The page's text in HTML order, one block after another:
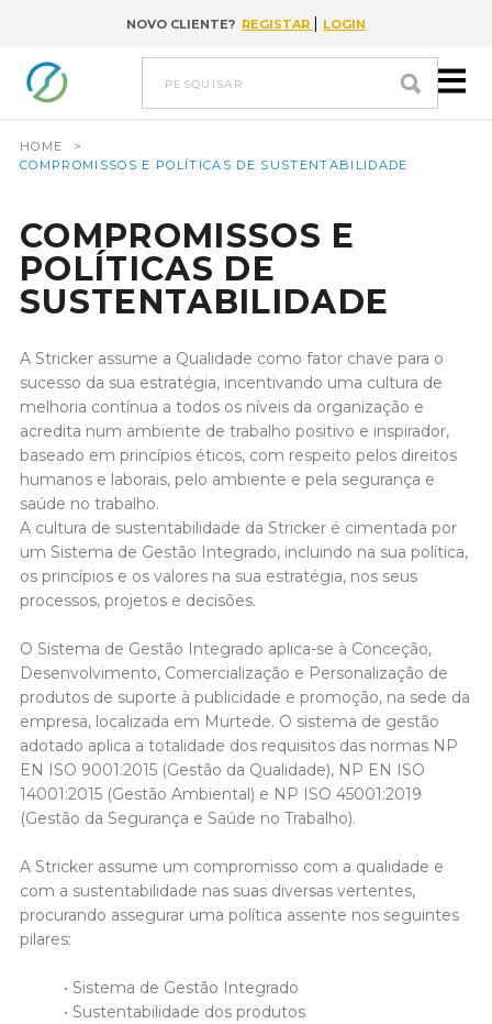
Ir para conteúdo
NOVO CLIENTE? REGISTAR | LOGIN
pesquisar
HOME
>
COMPROMISSOS E POLÍTICAS DE SUSTENTABILIDADE
COMPROMISSOS E
POLÍTICAS DE
SUSTENTABILIDADE
A Stricker assume a Qualidade como fator chave para o
sucesso da sua estratégia, incentivando uma cultura de
melhoria contínua a todos os níveis da organização e
acredita num ambiente de trabalho positivo e inspirador,
baseado em princípios éticos, com respeito pelos direitos
humanos e laborais, pelo ambiente e pela segurança e
saúde no trabalho.
A cultura de sustentabilidade da Stricker é cimentada por
um Sistema de Gestão Integrado, incluindo na sua política,
os princípios e os valores na sua estratégia, nos seus
processos, projetos e decisões.
O Sistema de Gestão Integrado aplica-se à Conceção,
Desenvolvimento, Comercialização e Personalização de
produtos de suporte à publicidade e promoção, na sede da
empresa, localizada em Murtede. O sistema de gestão
adotado aplica a totalidade dos requisitos das normas NP
EN ISO 9001:2015 (Gestão da Qualidade), NP EN ISO
14001:2015 (Gestão Ambiental) e NP ISO 45001:2019
(Gestão da Segurança e Saúde no Trabalho).
A Stricker assume um compromisso com a qualidade e
com a sustentabilidade nas suas diversas vertentes,
procurando assegurar uma política assente nos seguintes
pilares:
• Sistema de Gestão Integrado
• Sustentabilidade dos produtos